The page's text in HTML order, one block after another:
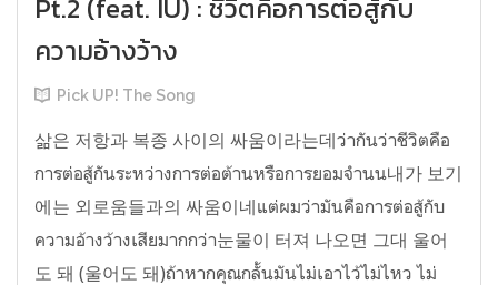
Pt.2 (feat. IU) : ชีวิตคือการต่อสู้กับ
ความอ้างว้าง
Pick UP! The Song
삶은 저항과 복종 사이의 싸움이라는데ว่ากันว่าชีวิตคือ
การต่อสู้กันระหว่างการต่อต้านหรือการยอมจำนน내가 보기
에는 외로움들과의 싸움이네แต่ผมว่ามันคือการต่อสู้กับ
ความอ้างว้างเสียมากกว่า눈물이 터져 나오면 그대 울어
도 돼 (울어도 돼)ถ้าหากคุณกลั้นมันไม่เอาไว้ไม่ไหว ไม่